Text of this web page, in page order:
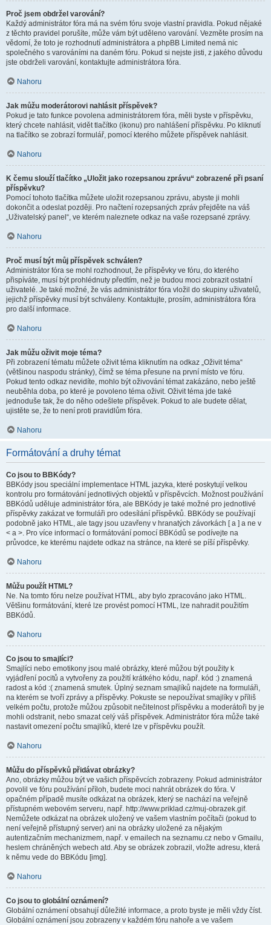
Proč jsem obdržel varování?
Každý administrátor fóra má na svém fóru svoje vlastní pravidla. Pokud nějaké
z těchto pravidel porušíte, může vám být uděleno varování. Vezměte prosím na
vědomí, že toto je rozhodnutí administrátora a phpBB Limited nemá nic
společného s varováními na daném fóru. Pokud si nejste jisti, z jakého důvodu
jste obdrželi varování, kontaktujte administrátora fóra.
Nahoru
Jak můžu moderátorovi nahlásit příspěvek?
Pokud je tato funkce povolena administrátorem fóra, měli byste v příspěvku,
který chcete nahlásit, vidět tlačítko (ikonu) pro nahlášení příspěvku. Po kliknutí
na tlačítko se zobrazí formulář, pomocí kterého můžete příspěvek nahlásit.
Nahoru
K čemu slouží tlačítko „Uložit jako rozepsanou zprávu“ zobrazené při psaní
příspěvku?
Pomocí tohoto tlačítka můžete uložit rozepsanou zprávu, abyste ji mohli
dokončit a odeslat později. Pro načtení rozepsaných zpráv přejděte na váš
„Uživatelský panel“, ve kterém naleznete odkaz na vaše rozepsané zprávy.
Nahoru
Proč musí být můj příspěvek schválen?
Administrátor fóra se mohl rozhodnout, že příspěvky ve fóru, do kterého
přispíváte, musí být prohlédnuty předtím, než je budou moci zobrazit ostatní
uživatelé. Je také možné, že vás administrátor fóra vložil do skupiny uživatelů,
jejichž příspěvky musí být schváleny. Kontaktujte, prosím, administrátora fóra
pro další informace.
Nahoru
Jak můžu oživit moje téma?
Při zobrazení tématu můžete oživit téma kliknutím na odkaz „Oživit téma“
(většinou naspodu stránky), čímž se téma přesune na první místo ve fóru.
Pokud tento odkaz nevidíte, mohlo být oživování témat zakázáno, nebo ještě
neuběhla doba, po které je povoleno téma oživit. Oživit téma jde také
jednoduše tak, že do něho odešlete příspěvek. Pokud to ale budete dělat,
ujistěte se, že to není proti pravidlům fóra.
Nahoru
Formátování a druhy témat
Co jsou to BBKódy?
BBKódy jsou speciální implementace HTML jazyka, které poskytují velkou
kontrolu pro formátování jednotlivých objektů v příspěvcích. Možnost používání
BBKódů uděluje administrátor fóra, ale BBKódy je také možné pro jednotlivé
příspěvky zakázat ve formuláři pro odesílání příspěvků. BBKódy se používají
podobně jako HTML, ale tagy jsou uzavřeny v hranatých závorkách [ a ] a ne v
< a >. Pro více informací o formátování pomocí BBKódů se podívejte na
průvodce, ke kterému najdete odkaz na stránce, na které se píší příspěvky.
Nahoru
Můžu použít HTML?
Ne. Na tomto fóru nelze používat HTML, aby bylo zpracováno jako HTML.
Většinu formátování, které lze provést pomocí HTML, lze nahradit použitím
BBKódů.
Nahoru
Co jsou to smajlíci?
Smajlíci nebo emotikony jsou malé obrázky, které můžou být použity k
vyjádření pocitů a vytvořeny za použití krátkého kódu, např. kód :) znamená
radost a kód :( znamená smutek. Úplný seznam smajlíků najdete na formuláři,
na kterém se tvoří zprávy a příspěvky. Pokuste se nepoužívat smajlíky v příliš
velkém počtu, protože můžou způsobit nečitelnost příspěvku a moderátoři by je
mohli odstranit, nebo smazat celý váš příspěvek. Administrátor fóra může také
nastavit omezení počtu smajlíků, které lze v příspěvku použít.
Nahoru
Můžu do příspěvků přidávat obrázky?
Ano, obrázky můžou být ve vašich příspěvcích zobrazeny. Pokud administrátor
povolil ve fóru používání příloh, budete moci nahrát obrázek do fóra. V
opačném případě musíte odkázat na obrázek, který se nachází na veřejně
přístupném webovém serveru, např. http://www.priklad.cz/muj-obrazek.gif.
Nemůžete odkázat na obrázek uložený ve vašem vlastním počítači (pokud to
není veřejně přístupný server) ani na obrázky uložené za nějakým
autentizačním mechanizmem, např. v emailech na seznamu.cz nebo v Gmailu,
heslem chráněných webech atd. Aby se obrázek zobrazil, vložte adresu, která
k němu vede do BBKódu [img].
Nahoru
Co jsou to globální oznámení?
Globální oznámení obsahují důležité informace, a proto byste je měli vždy číst.
Globální oznámení jsou zobrazeny v každém fóru nahoře a ve vašem